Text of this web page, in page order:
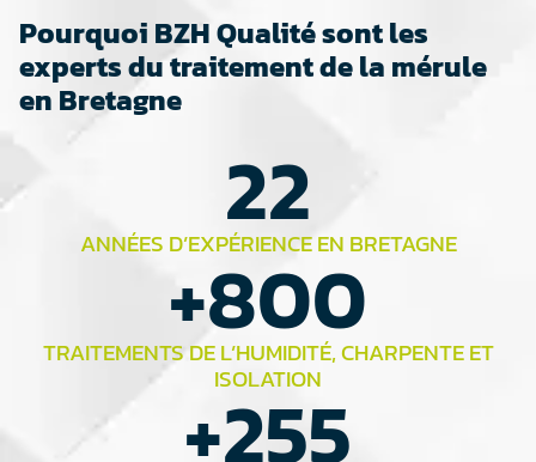
Pourquoi BZH Qualité sont les
experts du traitement de la mérule
en Bretagne
ANNÉES D’EXPÉRIENCE EN BRETAGNE
22
TRAITEMENTS DE L’HUMIDITÉ, CHARPENTE ET
ISOLATION
+800
+255